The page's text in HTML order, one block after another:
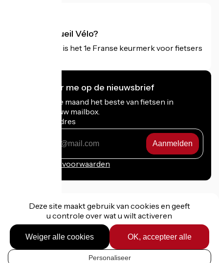
Wat is Accueil Vélo?
Accueil Vélo is het 1e Franse keurmerk voor fietsers
Ik abonneer me op de nieuwsbrief
Ontvang elke maand het beste van fietsen in
Frankrijk in uw mailbox.
Mijn e-mailadres
Inschrijvingsvoorwaarden
Gefinancierd in het kader van Destination France
Deze site maakt gebruik van cookies en geeft
u controle over wat u wilt activeren
OK, accepteer alle
Weiger alle cookies
Personaliseer